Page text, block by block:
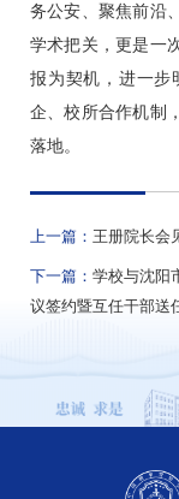
务公安、聚焦前沿
学术把关，更是一
报为契机，进一步
企、校所合作机制
落地。
上一篇： 王册院长会
下一篇： 学校与沈阳
议签约暨互任干部送